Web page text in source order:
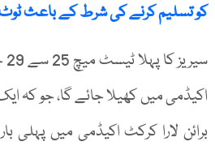
کو تسلیم کرنے کی شرط کے باعث ٹوٹ
اکیڈمی میں کھیلا جائے گا، جو کہ
برائن لارا کرکٹ اکیڈمی میں پہلی